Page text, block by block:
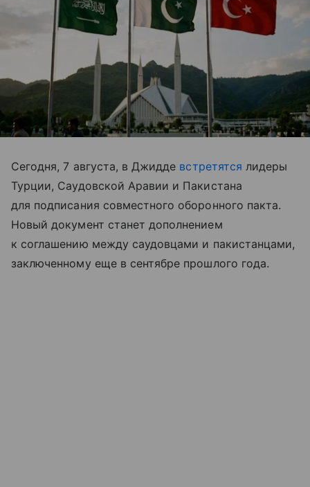
Сегодня, 7 августа, в Джидде встретятся лидеры
Турции, Саудовской Аравии и Пакистана
для подписания совместного оборонного пакта.
Новый документ станет дополнением
к соглашению между саудовцами и пакистанцами,
заключенному еще в сентябре прошлого года.